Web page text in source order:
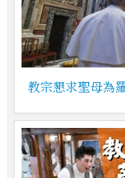
教宗懇求聖母為